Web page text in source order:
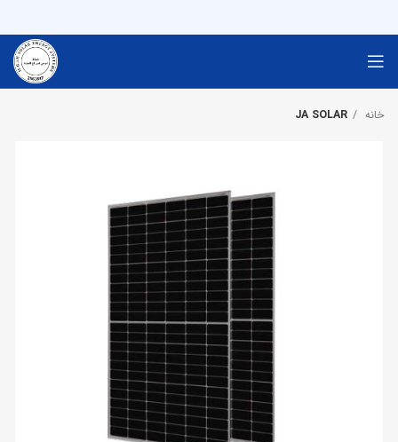
خانه JA SOLAR